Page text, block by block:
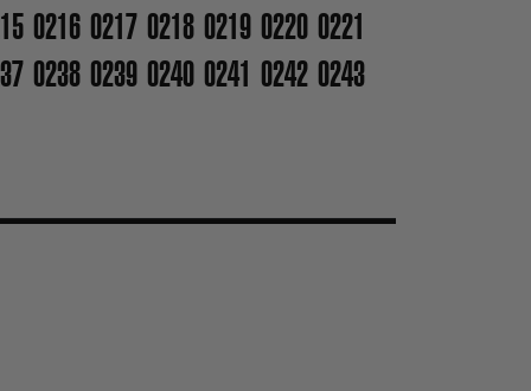
0216 0217 0218 0219 0220 0221
0238 0239 0240 0241 0242 0243